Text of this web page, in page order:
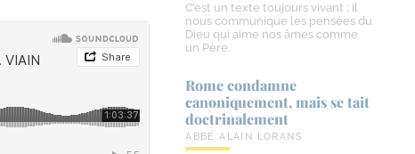
C’est un texte toujours vivant ; il
nous communique les pensées du
Dieu qui aime nos âmes comme
un Père.
Rome condamne
canoniquement, mais se tait
doctrinalement
ABBÉ ALAIN LORANS